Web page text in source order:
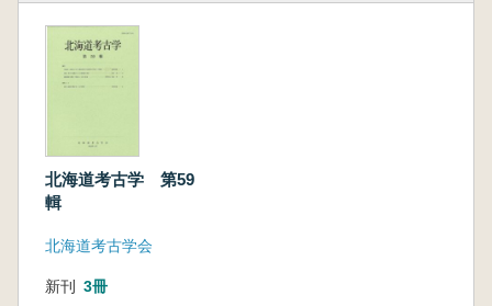
北海道考古学 第59
輯
北海道考古学会
新刊 3冊